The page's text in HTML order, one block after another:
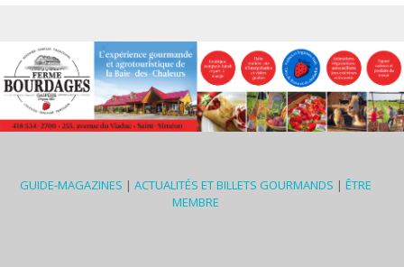
GUIDE-MAGAZINES | ACTUALITÉS ET BILLETS GOURMANDS | ÊTRE
MEMBRE